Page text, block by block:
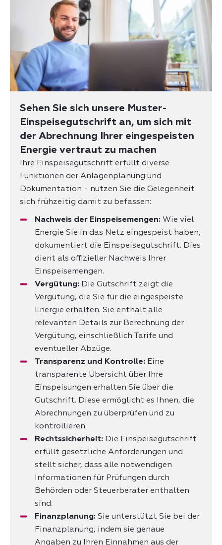
Sehen Sie sich unsere Muster-
Einspeisegutschrift an, um sich mit
der Abrechnung Ihrer eingespeisten
Energie vertraut zu machen
Ihre Einspeisegutschrift erfüllt diverse
Funktionen der Anlagenplanung und
Dokumentation - nutzen Sie die Gelegenheit
sich frühzeitig damit zu befassen:
Nachweis der Einspeisemengen: Wie viel
Energie Sie in das Netz eingespeist haben,
dokumentiert die Einspeisegutschrift. Dies
dient als offizieller Nachweis Ihrer
Einspeisemengen.
Vergütung: Die Gutschrift zeigt die
Vergütung, die Sie für die eingespeiste
Energie erhalten. Sie enthält alle
relevanten Details zur Berechnung der
Vergütung, einschließlich Tarife und
eventueller Abzüge.
Transparenz und Kontrolle: Eine
transparente Übersicht über Ihre
Einspeisungen erhalten Sie über die
Gutschrift. Diese ermöglicht es Ihnen, die
Abrechnungen zu überprüfen und zu
kontrollieren.
Rechtssicherheit: Die Einspeisegutschrift
erfüllt gesetzliche Anforderungen und
stellt sicher, dass alle notwendigen
Informationen für Prüfungen durch
Behörden oder Steuerberater enthalten
sind.
Finanzplanung: Sie unterstützt Sie bei der
Finanzplanung, indem sie genaue
Angaben zu Ihren Einnahmen aus der